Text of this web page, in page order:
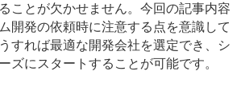
ことが欠かせません。今回の記事内容
開発の依頼時に注意する点を意識して
すれば最適な開発会社を選定でき、シ
ズにスタートすることが可能です。